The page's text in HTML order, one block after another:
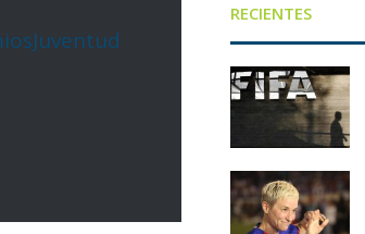
RECIENTES